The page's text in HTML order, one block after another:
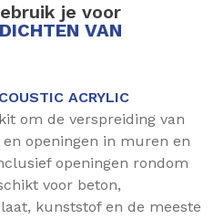
je voor
VAN
ACRYLIC
om de verspreiding van
openingen in muren en
openingen rondom
voor beton,
kunststof en de meeste